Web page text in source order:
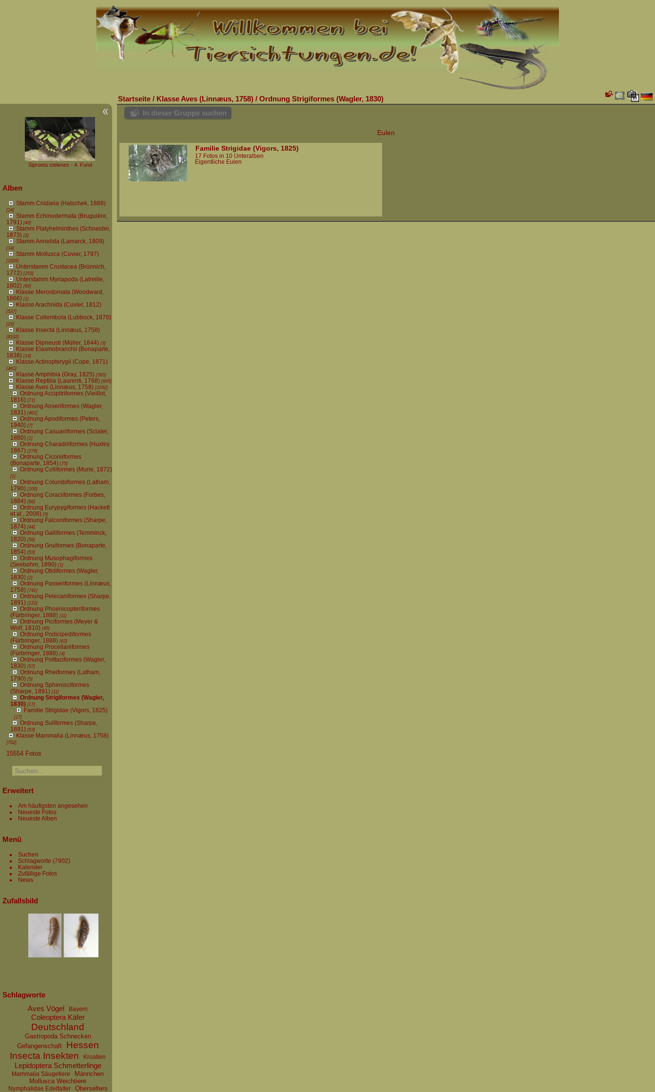
Siproeta stelenes - 4. Fund
Alben
Stamm Cnidaria (Hatschek, 1888)
[24]
Stamm Echinodermata (Bruguière,
1791)[40]
Stamm Platyhelminthes (Schneider,
1873)[2]
Stamm Annelida (Lamarck, 1809)
[34]
Stamm Mollusca (Cuvier, 1797)
[1826]
Unterstamm Crustacea (Brünnich,
1772)[253]
Unterstamm Myriapoda (Latreille,
1802)[69]
Klasse Merostomata (Woodward,
1866)[1]
Klasse Arachnida (Cuvier, 1812)
[537]
Klasse Collembola (Lubbock, 1870)
[25]
Klasse Insecta (Linnæus, 1758)
[8182]
Klasse Dipneusti (Müller, 1844)[3]
Klasse Elasmobranchii (Bonaparte,
1838)[14]
Klasse Actinopterygii (Cope, 1871)
[461]
Klasse Amphibia (Gray, 1825)[365]
Klasse Reptilia (Laurenti, 1768)[665]
Klasse Aves (Linnæus, 1758)[2292]
Ordnung Accipitriformes (Vieillot,
1816)[71]
Ordnung Anseriformes (Wagler,
1831)[401]
Ordnung Apodiformes (Peters,
1940)[7]
Ordnung Casuariiformes (Sclater,
1880)[1]
Ordnung Charadriiformes (Huxley
1867)[279]
Ordnung Ciconiiformes
(Bonaparte, 1854)[75]
Ordnung Coliiformes (Murie, 1872)
[1]
Ordnung Columbiformes (Latham,
1790)[100]
Ordnung Coraciiformes (Forbes,
1884)[66]
Ordnung Eurypygiformes (Hackett
et al., 2008)[5]
Ordnung Falconiformes (Sharpe,
1874)[44]
Ordnung Galliformes (Temminck,
1820)[58]
Ordnung Gruiformes (Bonaparte,
1854)[53]
Ordnung Musophagiformes
(Seebohm, 1890)[1]
Ordnung Otidiformes (Wagler,
1830)[2]
Ordnung Passeriformes (Linnæus,
1758)[741]
Ordnung Pelecaniformes (Sharpe,
1891)[122]
Ordnung Phoenicopteriformes
(Fürbringer, 1888)[11]
Ordnung Piciformes (Meyer &
Wolf, 1810)[45]
Ordnung Podicipediformes
(Fürbringer, 1888)[62]
Ordnung Procellariiformes
(Fürbringer, 1888)[4]
Ordnung Psittaciformes (Wagler,
1830)[57]
Ordnung Rheiformes (Latham,
1790) [5]
Ordnung Sphenisciformes
(Sharpe, 1891)[11]
Ordnung Strigiformes (Wagler,
1830)[17]
Familie Strigidae (Vigors, 1825)
[17]
Ordnung Suliformes (Sharpe,
1891)[53]
Klasse Mammalia (Linnæus, 1758)
[762]
15554 Fotos
Erweitert
Am häufigsten angesehen
Neueste Fotos
Neueste Alben
Menü
Suchen
Schlagworte (7902)
Kalender
Zufällige Fotos
News
Zufallsbild
Schlagworte
Aves Vögel
Bayern
Coleoptera Käfer
Deutschland
Gastropoda Schnecken
Gefangenschaft
Hessen
Insecta Insekten
Kroatien
Lepidoptera Schmetterlinge
Mammalia Säugetiere
Männchen
Mollusca Weichtiere
Nymphalidae Edelfalter Oberselters
Startseite / Klasse Aves (Linnæus, 1758) / Ordnung Strigiformes (Wagler, 1830)
In dieser Gruppe suchen
Eulen
Familie Strigidae (Vigors, 1825)
17 Fotos in 10 Unteralben
Eigentliche Eulen